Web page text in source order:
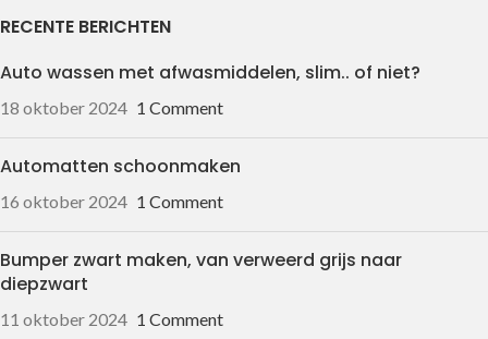
RECENTE BERICHTEN
Auto wassen met afwasmiddelen, slim.. of niet?
18 oktober 2024 1 Comment
Automatten schoonmaken
16 oktober 2024 1 Comment
Bumper zwart maken, van verweerd grijs naar
diepzwart
11 oktober 2024 1 Comment